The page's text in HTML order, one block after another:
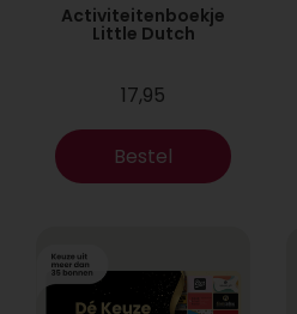
Activiteitenboekje
Little Dutch
17,95
Bestel